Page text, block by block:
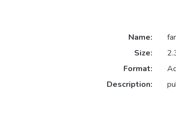
Name:
Size:
Format:
Description: